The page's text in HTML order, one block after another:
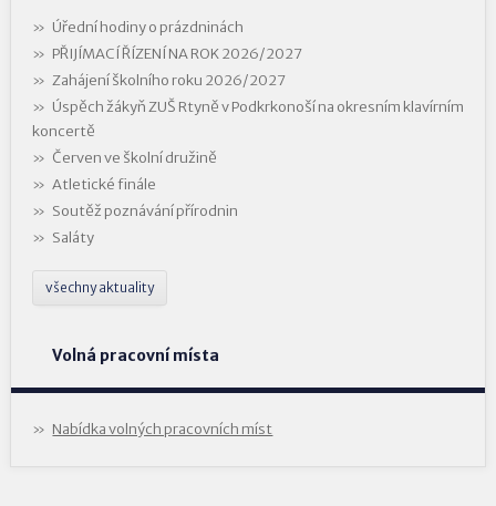
Úřední hodiny o prázdninách
PŘIJÍMACÍ ŘÍZENÍ NA ROK 2026/2027
Zahájení školního roku 2026/2027
Úspěch žákyň ZUŠ Rtyně v Podkrkonoší na okresním klavírním
koncertě
Červen ve školní družině
Atletické finále
Soutěž poznávání přírodnin
Saláty
všechny aktuality
Volná pracovní místa
Nabídka volných pracovních míst